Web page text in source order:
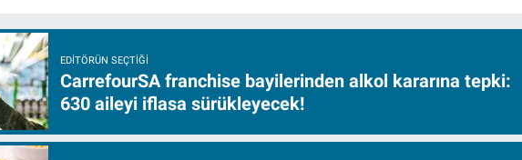
EDITÖRÜN SEÇTIĞI
CarrefourSA franchise bayilerinden alkol kararına tepki:
630 aileyi iflasa sürükleyecek!